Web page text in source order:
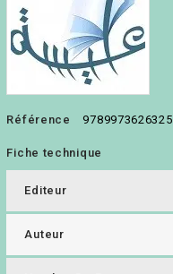
Référence 9789973626325
Fiche technique
Editeur
Auteur